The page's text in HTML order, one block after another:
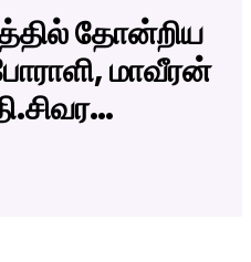
தோன்றிய
மாவீரன்